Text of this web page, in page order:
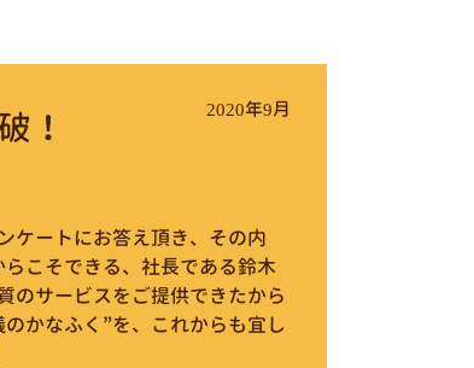
！ 2020年9月
ケートにお答え頂き、その内
こそできる、社長である鈴木
のサービスをご提供できたから
かなふく”を、これからも宜し